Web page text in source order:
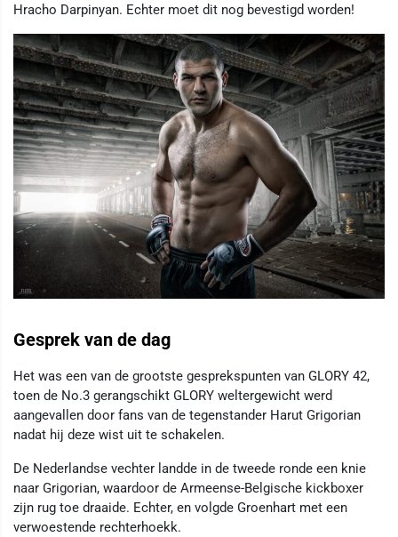
Hracho Darpinyan. Echter moet dit nog bevestigd worden!
Gesprek van de dag
Het was een van de grootste gesprekspunten van GLORY 42,
toen de No.3 gerangschikt GLORY weltergewicht werd
aangevallen door fans van de tegenstander Harut Grigorian
nadat hij deze wist uit te schakelen.
De Nederlandse vechter landde in de tweede ronde een knie
naar Grigorian, waardoor de Armeense-Belgische kickboxer
zijn rug toe draaide. Echter, en volgde Groenhart met een
verwoestende rechterhoekk.